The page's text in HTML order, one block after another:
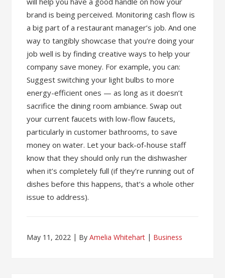
brand is being perceived. Monitoring cash flow is
a big part of a restaurant manager’s job. And one
way to tangibly showcase that you’re doing your
job well is by finding creative ways to help your
company save money. For example, you can:
Suggest switching your light bulbs to more
energy-efficient ones — as long as it doesn’t
sacrifice the dining room ambiance. Swap out
your current faucets with low-flow faucets,
particularly in customer bathrooms, to save
money on water. Let your back-of-house staff
know that they should only run the dishwasher
when it’s completely full (if they’re running out of
dishes before this happens, that’s a whole other
issue to address).
May 11, 2022 ByAmelia Whitehart Business